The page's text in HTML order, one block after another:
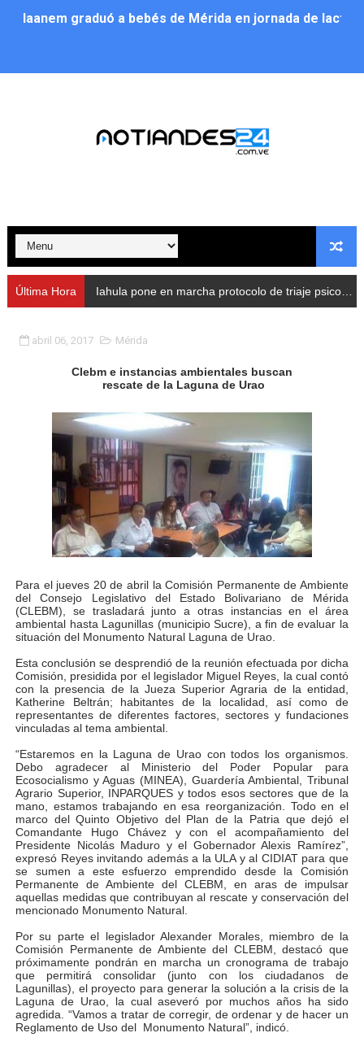
Iaanem graduó a bebés de Mérida en jornada de
Alcalde Nelson Álvarez llevó jornada recreativa a la
Nevado Gas optimiza servicio residencial en la
Balance semestral impulsa inclusión y atención a
Plan Vacacional Comunitario “Ríe 2026” recorre las
Alcaldía del Municipio Libertador realizó una jornada
Fundacite Mérida dicta taller gratuito de electrónica
INN-Mérida celebró el Lacto grado para promover el
Impulsan plan estratégico de seguridad ciudadana
Mérida impulsa desarrollo económico con taller de
Fomficc consolida alianzas e impulsa la economía
Corposalud y Secretaría Social fortalecen la atención
Inicia el plan vacacional Venezuela Renace en el
Entregan planta eléctrica para fortalecer la atención
Expertos inspeccionan espacios del OAN para la
Dictan MasterClass en el marco del Encuentro LAGO
Campo Elías avanza con plan de asfaltado
Encuentro estadal fortalece la coordinación de
Gobernador Arnaldo Sánchez apadrina a más de 993
Plan Quirúrgico Regional llega a Pueblo Llano con la
Última Hora Iahula pone en marcha protocolo de triaje psicosocial para atender a rescatistas
abril 06, 2017 Mérida
Clebm e instancias ambientales buscan
rescate de la Laguna de Urao
Para el jueves 20 de abril la Comisión Permanente de Ambiente
del Consejo Legislativo del Estado Bolivariano de Mérida
(CLEBM), se trasladará junto a otras instancias en el área
ambiental hasta Lagunillas (municipio Sucre), a fin de evaluar la
situación del Monumento Natural Laguna de Urao.
Esta conclusión se desprendió de la reunión efectuada por dicha
Comisión, presidida por el legislador Miguel Reyes, la cual contó
con la presencia de la Jueza Superior Agraria de la entidad,
Katherine Beltrán; habitantes de la localidad, así como de
representantes de diferentes factores, sectores y fundaciones
vinculadas al tema ambiental.
“Estaremos en la Laguna de Urao con todos los organismos.
Debo agradecer al Ministerio del Poder Popular para
Ecosocialismo y Aguas (MINEA), Guardería Ambiental, Tribunal
Agrario Superior, INPARQUES y todos esos sectores que de la
mano, estamos trabajando en esa reorganización. Todo en el
marco del Quinto Objetivo del Plan de la Patria que dejó el
Comandante Hugo Chávez y con el acompañamiento del
Presidente Nicolás Maduro y el Gobernador Alexis Ramírez”,
expresó Reyes invitando además a la ULA y al CIDIAT para que
se sumen a este esfuerzo emprendido desde la Comisión
Permanente de Ambiente del CLEBM, en aras de impulsar
aquellas medidas que contribuyan al rescate y conservación del
mencionado Monumento Natural.
Por su parte el legislador Alexander Morales, miembro de la
Comisión Permanente de Ambiente del CLEBM, destacó que
próximamente pondrán en marcha un cronograma de trabajo
que permitirá consolidar (junto con los ciudadanos de
Lagunillas), el proyecto para generar la solución a la crisis de la
Laguna de Urao, la cual aseveró por muchos años ha sido
agredida. “Vamos a tratar de corregir, de ordenar y de hacer un
Reglamento de Uso del Monumento Natural”, indicó.